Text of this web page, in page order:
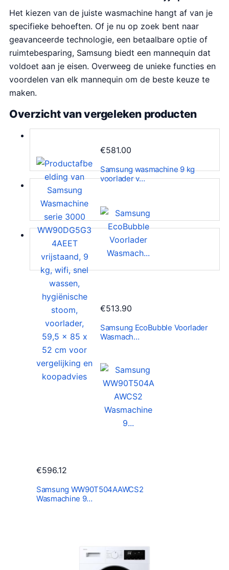
Het kiezen van de juiste wasmachine hangt af van je
specifieke behoeften. Of je nu op zoek bent naar
geavanceerde technologie, een betaalbare optie of
ruimtebesparing, Samsung biedt een mannequin dat
voldoet aan je eisen. Overweeg de unieke functies en
voordelen van elk mannequin om de beste keuze te
maken.
Overzicht van vergeleken producten
€581.00
Samsung wasmachine 9 kg
voorlader v…
€513.90
Samsung EcoBubble Voorlader
Wasmach…
€596.12
Samsung WW90T504AAWCS2
Wasmachine 9…